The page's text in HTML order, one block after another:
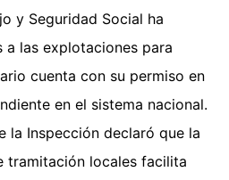
y Seguridad Social ha
las explotaciones para
cuenta con su permiso en
en el sistema nacional.
la Inspección declaró que la
tramitación locales facilita